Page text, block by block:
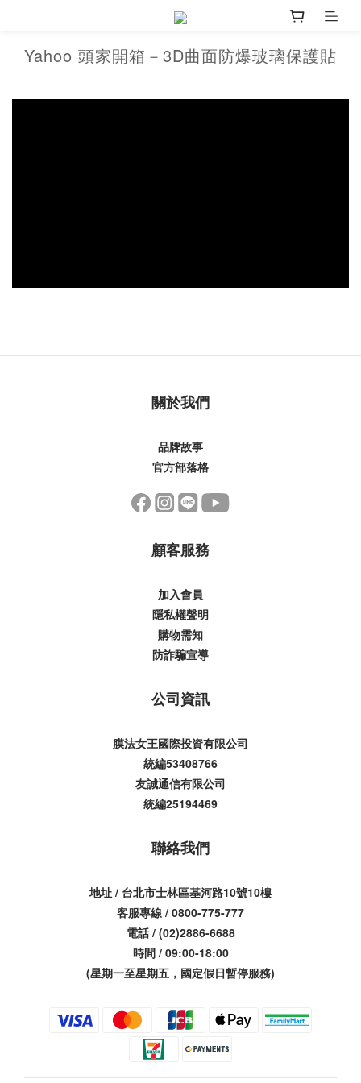
Yahoo 頭家開箱－3D曲面防爆玻璃保護貼
關於我們
品牌故事
官方部落格
顧客服務
加入會員
隱私權聲明
購物需知
防詐騙宣導
公司資訊
膜法女王國際投資有限公司
統編53408766
友誠通信有限公司
統編25194469
聯絡我們
地址 / 台北市士林區基河路10號10樓
客服專線 / 0800-775-777
電話 / (02)2886-6688
時間 / 09:00-18:00
(星期一至星期五，國定假日暫停服務)